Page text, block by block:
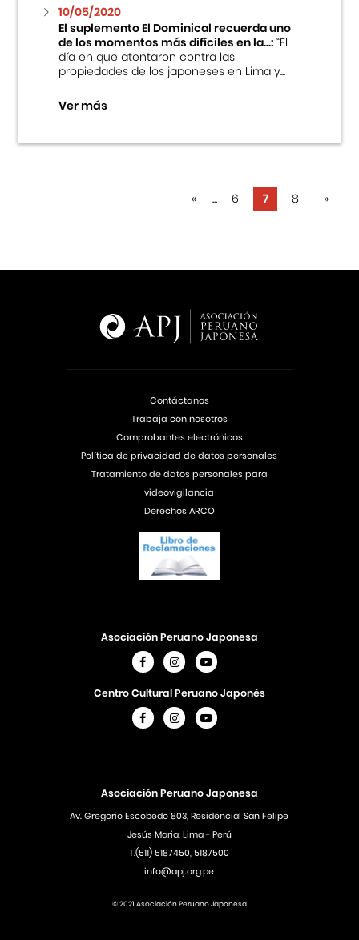
10/05/2020
El suplemento El Dominical recuerda uno
de los momentos más difíciles en la...:“El
día en que atentaron contra las
propiedades de los japoneses en Lima y...
Ver más
« ... 6 7 8 »
Asociación Peruano Japonesa
Av. Gregorio Escobedo 803, Residencial San Felipe
Jesús Maria, Lima - Perú
T.(511) 5187450, 5187500
info@apj.org.pe
Asociación Peruano Japonesa
Centro Cultural Peruano Japonés
Contáctanos
Trabaja con nosotros
Comprobantes electrónicos
Política de privacidad de datos personales
Tratamiento de datos personales para
videovigilancia
Derechos ARCO
© 2021 Asociación Peruano Japonesa